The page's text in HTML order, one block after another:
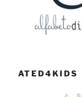
ATED4KIDS